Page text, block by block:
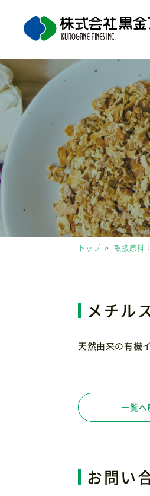
トップ 取扱原料
メチル
天然由来の有機
一覧へ
お問い